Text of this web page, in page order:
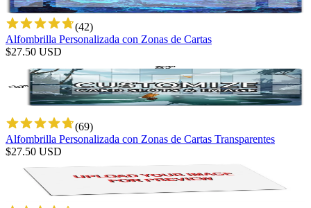
(42)
Alfombrilla Personalizada con Zonas de Cartas
$27.50 USD
(69)
Alfombrilla Personalizada con Zonas de Cartas Transparentes
$27.50 USD